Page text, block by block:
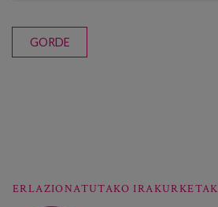
GORDE
ERLAZIONATUTAKO IRAKURKETAK